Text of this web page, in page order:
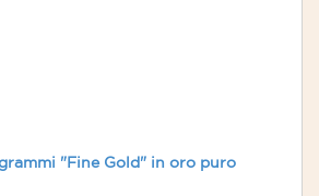
"Fine Gold" in oro puro